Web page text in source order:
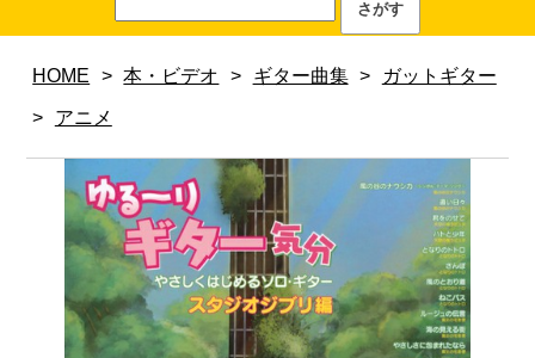
HOME > 本・ビデオ > ギター曲集 > ガットギター
> アニメ